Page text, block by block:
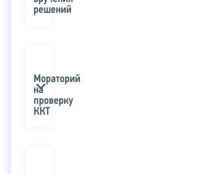
решений
Мораторий
на
проверку
ККТ